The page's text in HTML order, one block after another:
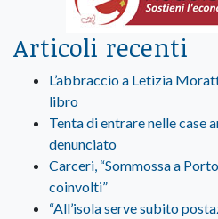
Articoli recenti
L’abbraccio a Letizia
libro
Tenta di entrare nelle case
denunciato
Carceri, “Sommossa a
coinvolti”
“All’isola serve subito